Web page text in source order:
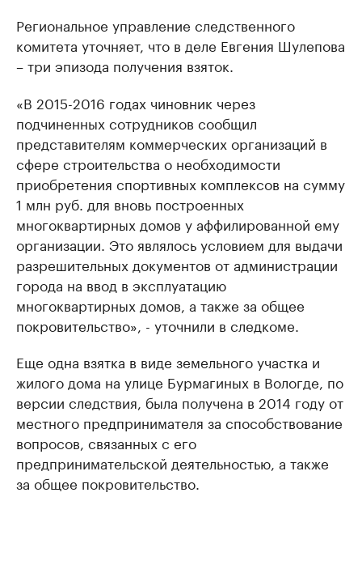
Региональное управление следственного
комитета уточняет, что в деле Евгения Шулепова
– три эпизода получения взяток.
«В 2015-2016 годах чиновник через
подчиненных сотрудников сообщил
представителям коммерческих организаций в
сфере строительства о необходимости
приобретения спортивных комплексов на сумму
1 млн руб. для вновь построенных
многоквартирных домов у аффилированной ему
организации. Это являлось условием для выдачи
разрешительных документов от администрации
города на ввод в эксплуатацию
многоквартирных домов, а также за общее
покровительство», - уточнили в следкоме.
Еще одна взятка в виде земельного участка и
жилого дома на улице Бурмагиных в Вологде, по
версии следствия, была получена в 2014 году от
местного предпринимателя за способствование
вопросов, связанных с его
предпринимательской деятельностью, а также
за общее покровительство.